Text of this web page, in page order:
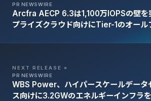
PR NEWSWIRE
Arcfra AECP 6.3は1,100万IOPSの壁を
プライズクラウド向けにTier-1のオール
NEXT RELEASE »
PR NEWSWIRE
WBS Power、ハイパースケールデータ
ス向けに3.2GWのエネルギーインフラ